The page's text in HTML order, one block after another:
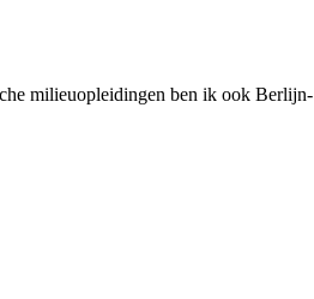
milieuopleidingen ben ik ook